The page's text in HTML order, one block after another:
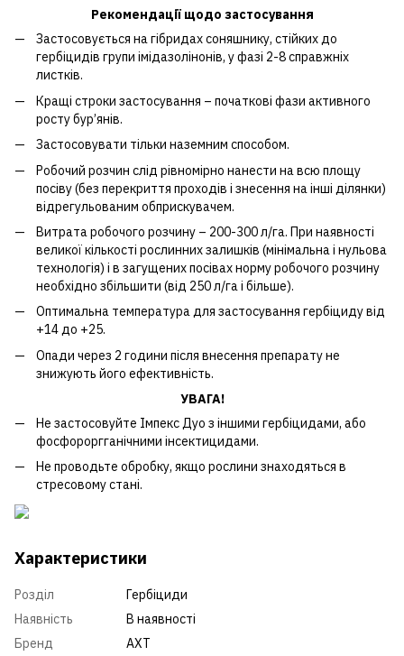
Рекомендації щодо застосування
Застосовується на гібридах соняшнику, стійких до
гербіцидів групи імідазолінонів, у фазі 2-8 справжніх
листків.
Кращі строки застосування – початкові фази активного
росту бур’янів.
Застосовувати тільки наземним способом.
Робочий розчин слід рівномірно нанести на всю площу
посіву (без перекриття проходів і знесення на інші ділянки)
відрегульованим обприскувачем.
Витрата робочого розчину – 200-300 л/га. При наявності
великої кількості рослинних залишків (мінімальна і нульова
технологія) і в загущених посівах норму робочого розчину
необхідно збільшити (від 250 л/га і більше).
Оптимальна температура для застосування гербіциду від
+14 до +25.
Опади через 2 години після внесення препарату не
знижують його ефективність.
УВАГА!
Не застосовуйте Імпекс Дуо з іншими гербіцидами, або
фосфороргганічними інсектицидами.
Не проводьте обробку, якщо рослини знаходяться в
стресовому стані.
Характеристики
Розділ
Гербіциди
Наявність
В наявності
Бренд
АХТ